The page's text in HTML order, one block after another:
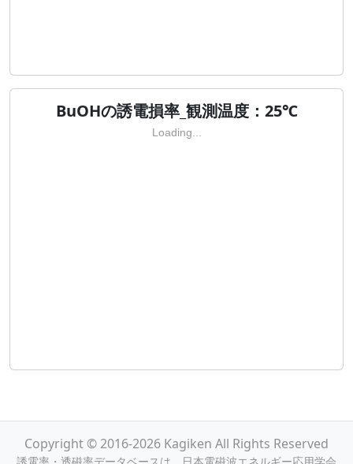
BuOHの誘電損率_観測温度：25℃
Loading...
Copyright © 2016-2026 Kagiken All Rights Reserved